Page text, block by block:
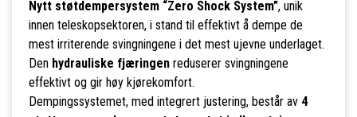
Nytt støtdempersystem “Zero Shock System”, unik
innen teleskopsektoren, i stand til effektivt å dempe de
mest irriterende svingningene i det mest ujevne underlaget.
Den hydrauliske fjæringenreduserer svingningene
effektivt og gir høy kjørekomfort.
Dempingssystemet, med integrert justering, består av 4